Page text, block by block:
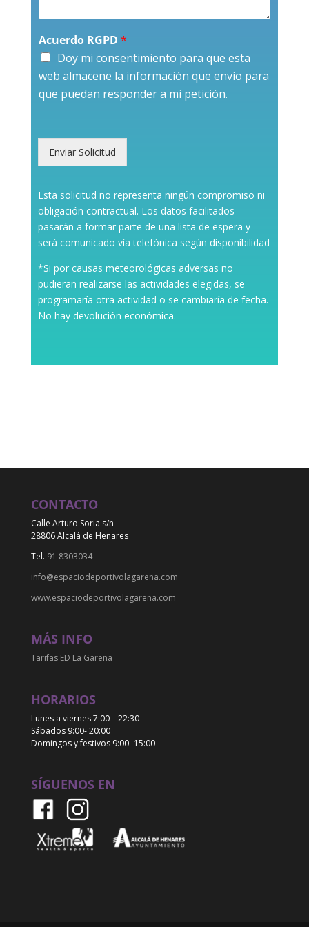
Acuerdo RGPD *
Doy mi consentimiento para que esta
web almacene la información que envío para
que puedan responder a mi petición.
Enviar Solicitud
Esta solicitud no representa ningún compromiso ni
obligación contractual. Los datos facilitados
pasarán a formar parte de una lista de espera y
será comunicado vía telefónica según disponibilidad
*Si por causas meteorológicas adversas no
pudieran realizarse las actividades elegidas, se
programaría otra actividad o se cambiaría de fecha.
No hay devolución económica.
CONTACTO
Calle Arturo Soria s/n
28806 Alcalá de Henares
Tel. 91 8303034
info@espaciodeportivolagarena.com
www.espaciodeportivolagarena.com
MÁS INFO
Tarifas ED La Garena
HORARIOS
Lunes a viernes 7:00 – 22:30
Sábados 9:00- 20:00
Domingos y festivos 9:00- 15:00
SÍGUENOS EN